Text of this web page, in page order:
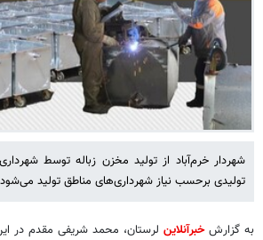
شهردار خرم‌آباد از تولید مخزن زباله توسط
تولیدی برحسب نیاز شهرداری‌های مناطق تولید
به گزارشخبرآنلاین لرستان، محمد شریفی مقدم در